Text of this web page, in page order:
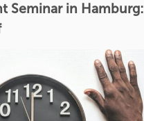
Seminar in Hamburg: